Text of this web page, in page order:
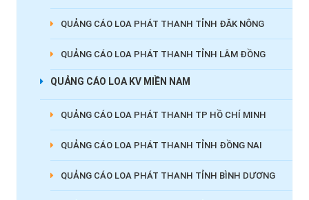
QUẢNG CÁO LOA PHÁT THANH TỈNH ĐĂK NÔNG
QUẢNG CÁO LOA PHÁT THANH TỈNH LÂM ĐỒNG
QUẢNG CÁO LOA KV MIỀN NAM
QUẢNG CÁO LOA PHÁT THANH TP HỒ CHÍ MINH
QUẢNG CÁO LOA PHÁT THANH TỈNH ĐỒNG NAI
QUẢNG CÁO LOA PHÁT THANH TỈNH BÌNH DƯƠNG